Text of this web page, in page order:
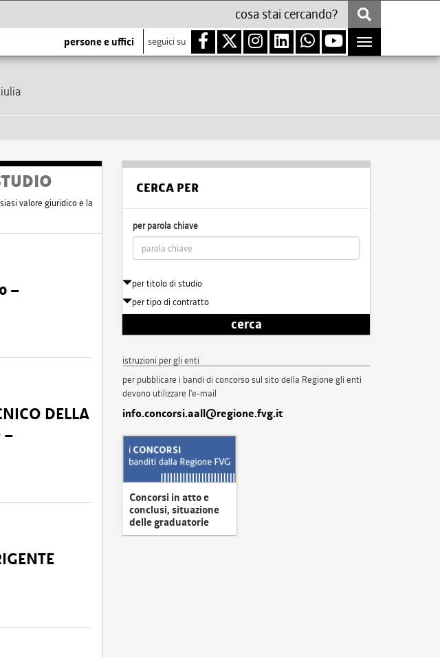
persone e uffici seguici su
Toggle
navigation
valore giuridico e la
–
DELLA
–
CERCA PER
per parola chiave
per titolo di studio
per tipo di contratto
cerca
istruzioni per gli enti
per pubblicare i bandi di concorso sul sito della Regione gli enti
devono utilizzare l'e-mail
info.concorsi.aall@regione.fvg.it
Concorsi in atto e
conclusi, situazione
delle graduatorie